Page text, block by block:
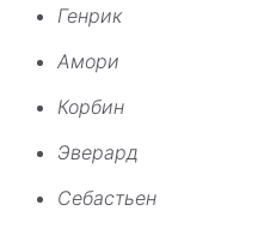
Генрик
Амори
Корбин
Эверард
Себастьен